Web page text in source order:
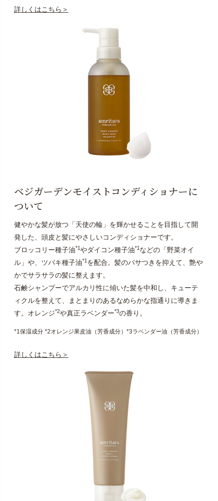
詳しくはこちら＞
ベジガーデンモイストコンディショナーに
ついて
健やかな髪が放つ「天使の輪」を輝かせることを目指して開
発した、頭皮と髪にやさしいコンディショナーです。
ブロッコリー種子油*1やダイコン種子油*1などの「野菜オイ
ル」や、ツバキ種子油*1を配合。髪のパサつきを抑えて、艶や
かでサラサラの髪に整えます。
石鹸シャンプーでアルカリ性に傾いた髪を中和し、キューテ
ィクルを整えて、まとまりのあるなめらかな指通りに導きま
す。オレンジ*2や真正ラベンダー*3の香り。
*1保湿成分 *2オレンジ果皮油（芳香成分）*3ラベンダー油（芳香成分）
詳しくはこちら＞